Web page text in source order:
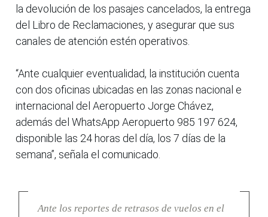
la devolución de los pasajes cancelados, la entrega
del Libro de Reclamaciones, y asegurar que sus
canales de atención estén operativos.
“Ante cualquier eventualidad, la institución cuenta
con dos oficinas ubicadas en las zonas nacional e
internacional del Aeropuerto Jorge Chávez,
además del WhatsApp Aeropuerto 985 197 624,
disponible las 24 horas del día, los 7 días de la
semana”, señala el comunicado.
Ante los reportes de retrasos de vuelos en el